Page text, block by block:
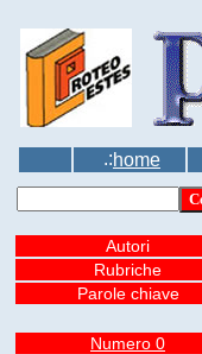
.:home
Autori
Rubriche
Parole chiave
Numero 0